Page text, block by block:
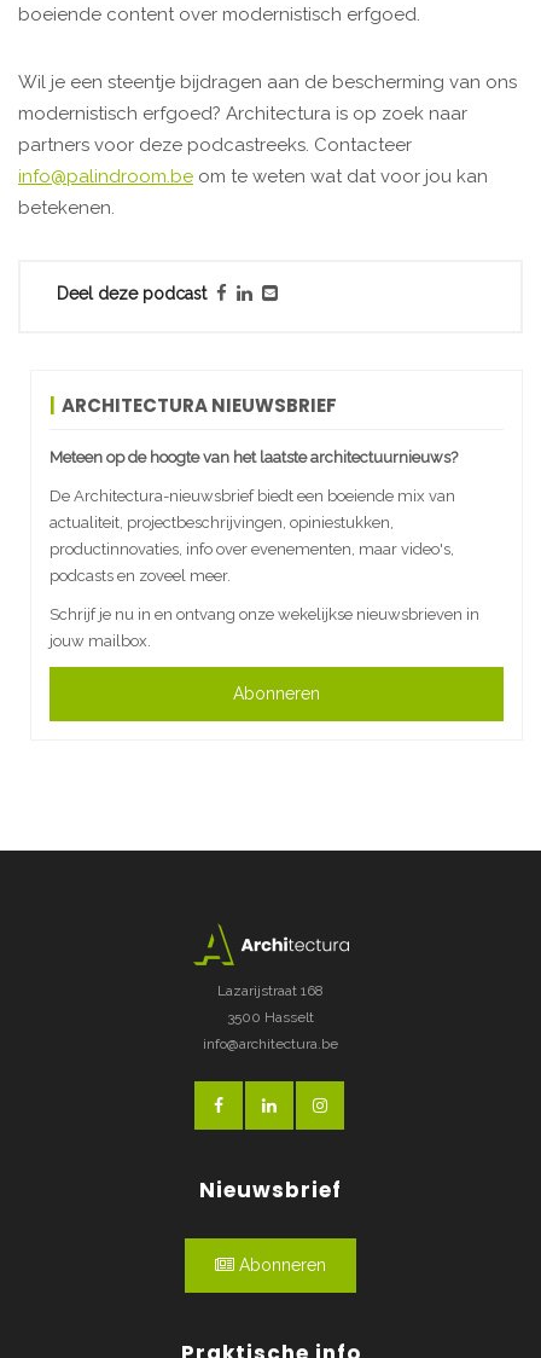
boeiende content over modernistisch erfgoed.
Wil je een steentje bijdragen aan de bescherming van ons
modernistisch erfgoed? Architectura is op zoek naar
partners voor deze podcastreeks. Contacteer
info@palindroom.be om te weten wat dat voor jou kan
betekenen.
Deel deze podcast
ARCHITECTURA NIEUWSBRIEF
Meteen op de hoogte van het laatste architectuurnieuws?
De Architectura-nieuwsbrief biedt een boeiende mix van
actualiteit, projectbeschrijvingen, opiniestukken,
productinnovaties, info over evenementen, maar video's,
podcasts en zoveel meer.
Schrijf je nu in en ontvang onze wekelijkse nieuwsbrieven in
jouw mailbox.
Abonneren
Lazarijstraat 168
3500 Hasselt
info@architectura.be
Nieuwsbrief
Abonneren